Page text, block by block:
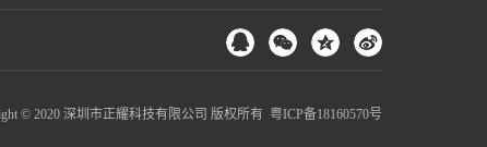
© 2020 深圳市正耀科技有限公司 版权所有 粤ICP备18160570号